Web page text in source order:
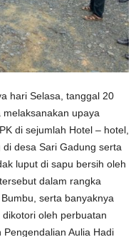
hari Selasa, tanggal 20
upaya
di sejumlah Hotel – hotel,
desa Sari Gadung serta
luput di sapu bersih oleh
dalam rangka
serta banyaknya
oleh perbuatan
Aulia Hadi